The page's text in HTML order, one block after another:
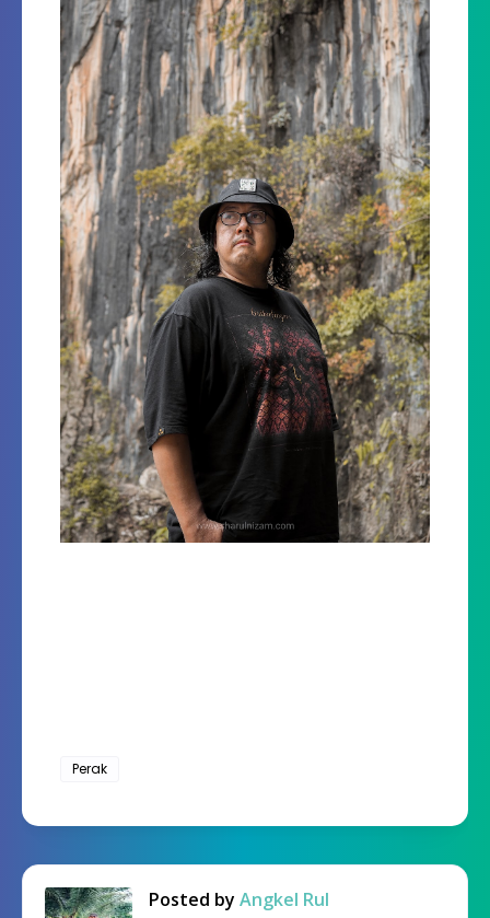
Perak
Posted by Angkel Rul